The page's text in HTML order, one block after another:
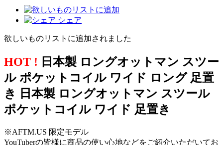
シェア
欲しいものリストに追加されました
HOT ! 日本製 ロングオットマン スツー
ル ポケットコイル ワイド ロング 足置
き 日本製 ロングオットマン スツール
ポケットコイル ワイド 足置き
※AFTM.US 限定モデル
YouTuberの皆様に商品の使い心地などをご紹介いただいてお